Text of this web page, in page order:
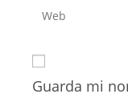
de
para
comentar
de
electrónico
para
Introduce
de
tu
Guarda mi